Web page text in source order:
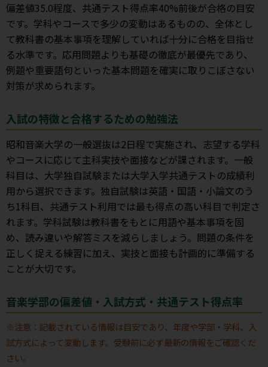
偏差値35.0程度、共通テスト得点率40%前後が合格の目安
です。学科やコースで多少の変動はあるものの、全体とし
て教科書の基本事項を理解していれば十分に合格を目指せ
る水準です。応用問題よりも基礎の徹底が最優先であり、
例題や重要語句といった基本問題を確実に取りこぼさない
対策が求められます。
入試の特徴と合格するための勉強法
昭和音楽大学の一般選抜は2日程で実施され、志望する学科
やコースに応じて主科実技や面接などが課されます。一般
科目は、大学独自試験または大学入学共通テストの成績利
用から選択できます。独自試験は英語・国語・小論文のう
ち1科目、共通テスト利用では最も得点の高い科目で判定さ
れます。学科試験は教科書をもとに用語や基本事項を固
め、読み違いや解答ミスを減らしましょう。問題の条件を
正しく捉える練習に加え、実技と面接も計画的に準備する
ことが大切です。
音楽学部の偏差値・入試方式・共通テスト得点率
※注意：記載されている情報は目安であり、年度や学部・学科、入
試方式によって変動します。受験前に必ず最新の情報をご確認くだ
さい。